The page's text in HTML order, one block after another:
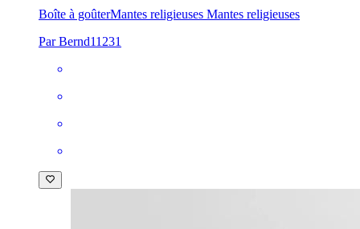
Boîte à goûterMantes religieuses Mantes religieuses
Par Bernd11231